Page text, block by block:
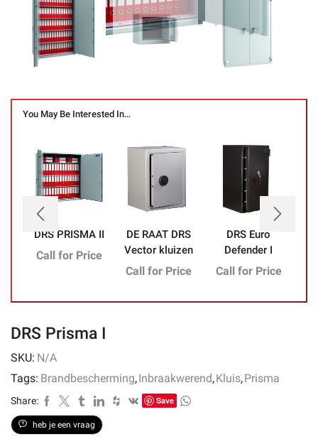
You May Be Interested In…
DRS PRISMA II
Call for Price
DE RAAT DRS
Vector kluizen
Call for Price
DRS Euro
Defender I
Call for Price
DRS Prisma I
SKU: N/A
Tags: Brandbescherming,Inbraakwerend,Kluis,Prisma
Share: Save
heb je een vraag